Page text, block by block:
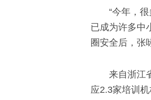
“今年，很多
已成为许多中
圈安全后，张
来自浙江省
应2.3家培训